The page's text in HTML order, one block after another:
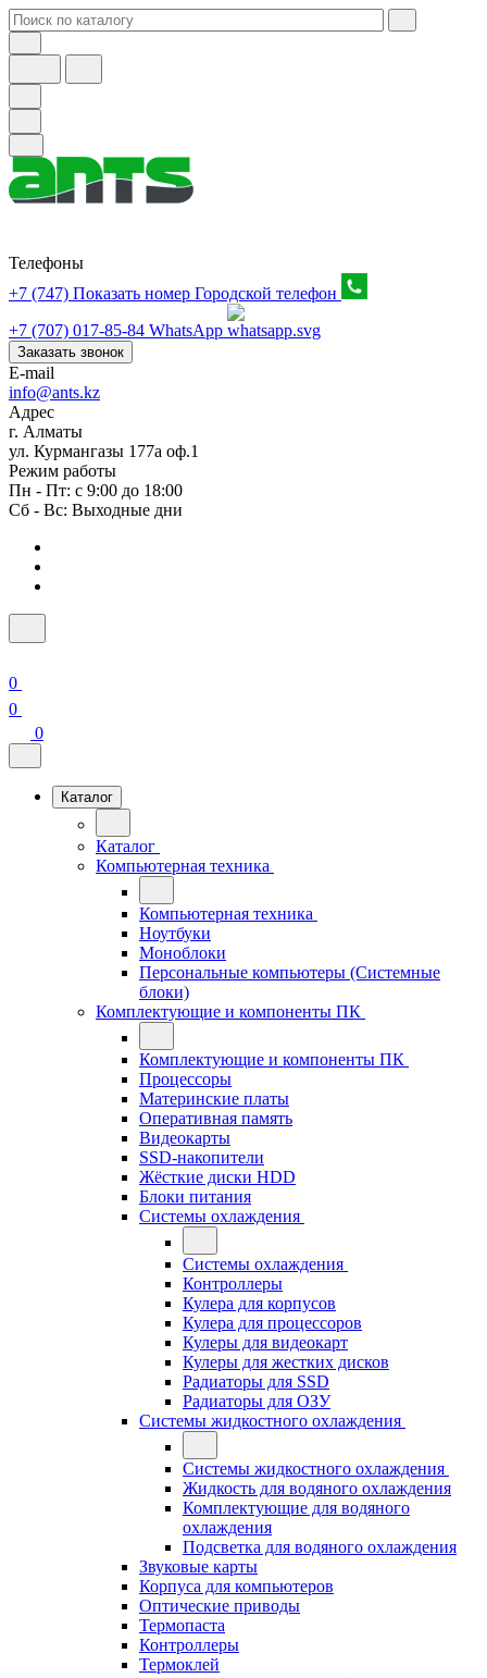
Телефоны
+7 (747) Показать номер Городской телефон
+7 (707) 017-85-84 WhatsApp
Заказать звонок
E-mail
info@ants.kz
Адрес
г. Алматы
ул. Курмангазы 177а оф.1
Режим работы
Пн - Пт: с 9:00 до 18:00
Сб - Вс: Выходные дни
0
0
0
Каталог
Каталог
Компьютерная техника
Компьютерная техника
Ноутбуки
Моноблоки
Персональные компьютеры (Системные
блоки)
Комплектующие и компоненты ПК
Комплектующие и компоненты ПК
Процессоры
Материнские платы
Оперативная память
Видеокарты
SSD-накопители
Жёсткие диски HDD
Блоки питания
Системы охлаждения
Системы охлаждения
Контроллеры
Кулера для корпусов
Кулера для процессоров
Кулеры для видеокарт
Кулеры для жестких дисков
Радиаторы для SSD
Радиаторы для ОЗУ
Системы жидкостного охлаждения
Системы жидкостного охлаждения
Жидкость для водяного охлаждения
Комплектующие для водяного
охлаждения
Подсветка для водяного охлаждения
Звуковые карты
Корпуса для компьютеров
Оптические приводы
Термопаста
Контроллеры
Термоклей